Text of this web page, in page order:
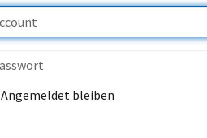
Angemeldet bleiben